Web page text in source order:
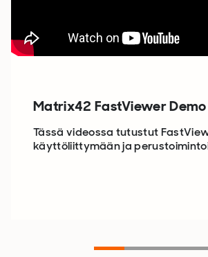
Matrix42 FastViewer Demo
Tässä videossa tutustut
käyttöliittymään ja